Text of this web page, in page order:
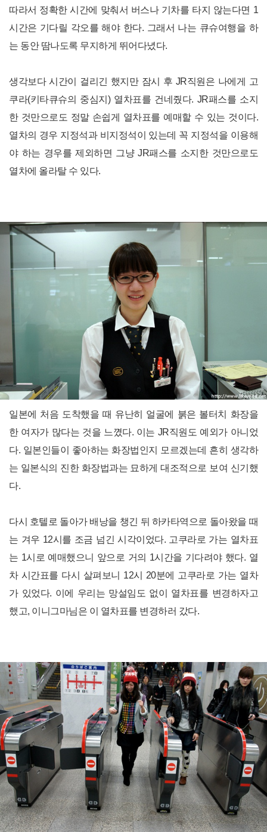
따라서 정확한 시간에 맞춰서 버스나 기차를 타지 않는다면 1
시간은 기다릴 각오를 해야 한다. 그래서 나는 큐슈여행을 하
는 동안 땀나도록 무지하게 뛰어다녔다.
생각보다 시간이 걸리긴 했지만 잠시 후 JR직원은 나에게 고
쿠라(키타큐슈의 중심지) 열차표를 건네줬다. JR패스를 소지
한 것만으로도 정말 손쉽게 열차표를 예매할 수 있는 것이다.
열차의 경우 지정석과 비지정석이 있는데 꼭 지정석을 이용해
야 하는 경우를 제외하면 그냥 JR패스를 소지한 것만으로도
열차에 올라탈 수 있다.
일본에 처음 도착했을 때 유난히 얼굴에 붉은 볼터치 화장을
한 여자가 많다는 것을 느꼈다. 이는 JR직원도 예외가 아니었
다. 일본인들이 좋아하는 화장법인지 모르겠는데 흔히 생각하
는 일본식의 진한 화장법과는 묘하게 대조적으로 보여 신기했
다.
다시 호텔로 돌아가 배낭을 챙긴 뒤 하카타역으로 돌아왔을 때
는 겨우 12시를 조금 넘긴 시각이었다. 고쿠라로 가는 열차표
는 1시로 예매했으니 앞으로 거의 1시간을 기다려야 했다. 열
차 시간표를 다시 살펴보니 12시 20분에 고쿠라로 가는 열차
가 있었다. 이에 우리는 망설임도 없이 열차표를 변경하자고
했고, 이니그마님은 이 열차표를 변경하러 갔다.